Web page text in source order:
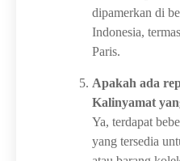
dipamerkan di
Indonesia,
Paris.
Apakah ada
Kalinyamat
Ya, terdapat
yang tersedia